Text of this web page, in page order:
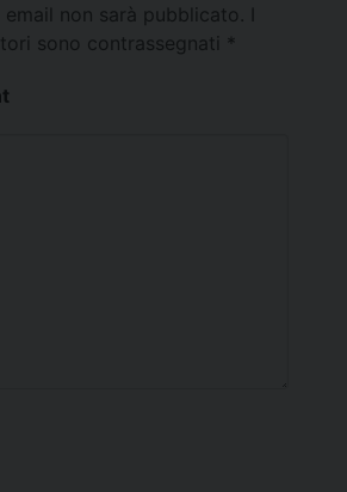
email non sarà pubblicato.
sono contrassegnati *